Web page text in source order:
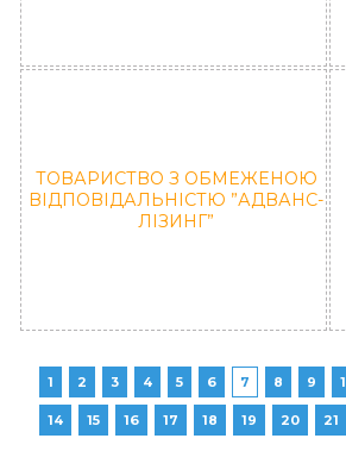
ТОВАРИСТВО З ОБМЕЖЕНОЮ
ВIДПОВIДАЛЬНIСТЮ ”АДВАНС-
ЛІЗИНГ”
1 2 3 4 5 6 7 8 9
14 15 16 17 18 19 20 21